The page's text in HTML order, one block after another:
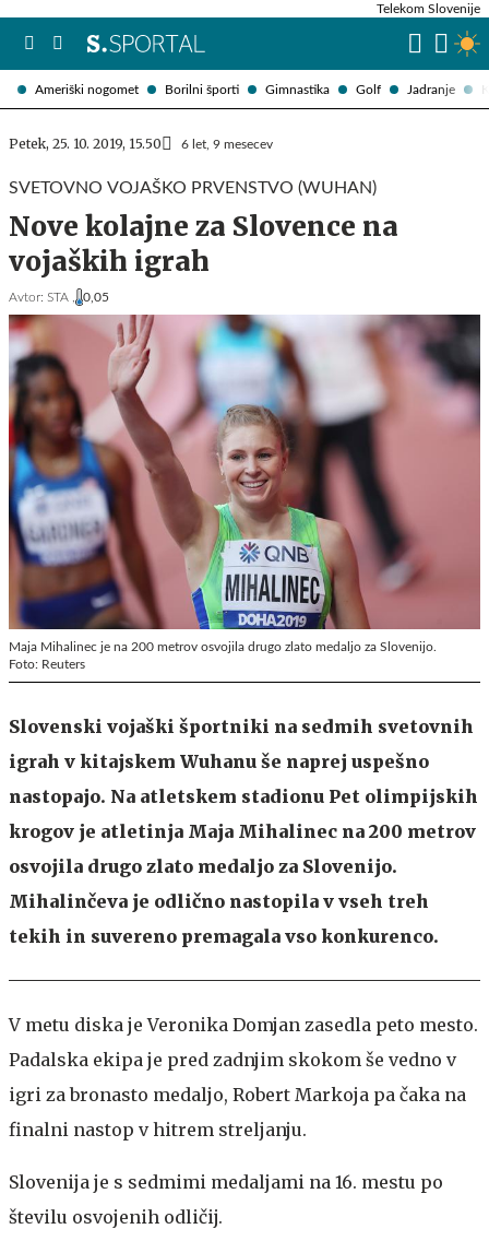
Ameriški nogomet Borilni športi Gimnastika Golf Jadranje
Telekom Slovenije
Petek, 25. 10. 2019, 15.50 6 let, 9 mesecev
SVETOVNO VOJAŠKO PRVENSTVO (WUHAN)
Nove kolajne za Slovence na
vojaških igrah
Avtor: STA , 0,05
Maja Mihalinec je na 200 metrov osvojila drugo zlato medaljo za Slovenijo.
Foto: Reuters
Slovenski vojaški športniki na sedmih svetovnih
igrah v kitajskem Wuhanu še naprej uspešno
nastopajo. Na atletskem stadionu Pet olimpijskih
krogov je atletinja Maja Mihalinec na 200 metrov
osvojila drugo zlato medaljo za Slovenijo.
Mihalinčeva je odlično nastopila v vseh treh
tekih in suvereno premagala vso konkurenco.
V metu diska je Veronika Domjan zasedla peto mesto.
Padalska ekipa je pred zadnjim skokom še vedno v
igri za bronasto medaljo, Robert Markoja pa čaka na
finalni nastop v hitrem streljanju.
Slovenija je s sedmimi medaljami na 16. mestu po
številu osvojenih odličij.